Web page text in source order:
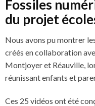
Fossiles
du projet
Nous avons pu montrer
créés en collaboration
Montjoyer et Réauville,
réunissant enfants et
Ces 25 vidéos ont été